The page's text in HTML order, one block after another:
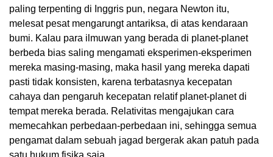
paling terpenting di Inggris pun, negara Newton itu,
melesat pesat mengarungt antariksa, di atas kendaraan
bumi. Kalau para ilmuwan yang berada di planet-planet
berbeda bias saling mengamati eksperimen-eksperimen
mereka masing-masing, maka hasil yang mereka dapati
pasti tidak konsisten, karena terbatasnya kecepatan
cahaya dan pengaruh kecepatan relatif planet-planet di
tempat mereka berada. Relativitas mengajukan cara
memecahkan perbedaan-perbedaan ini, sehingga semua
pengamat dalam sebuah jagad bergerak akan patuh pada
satu hukum fisika saja.